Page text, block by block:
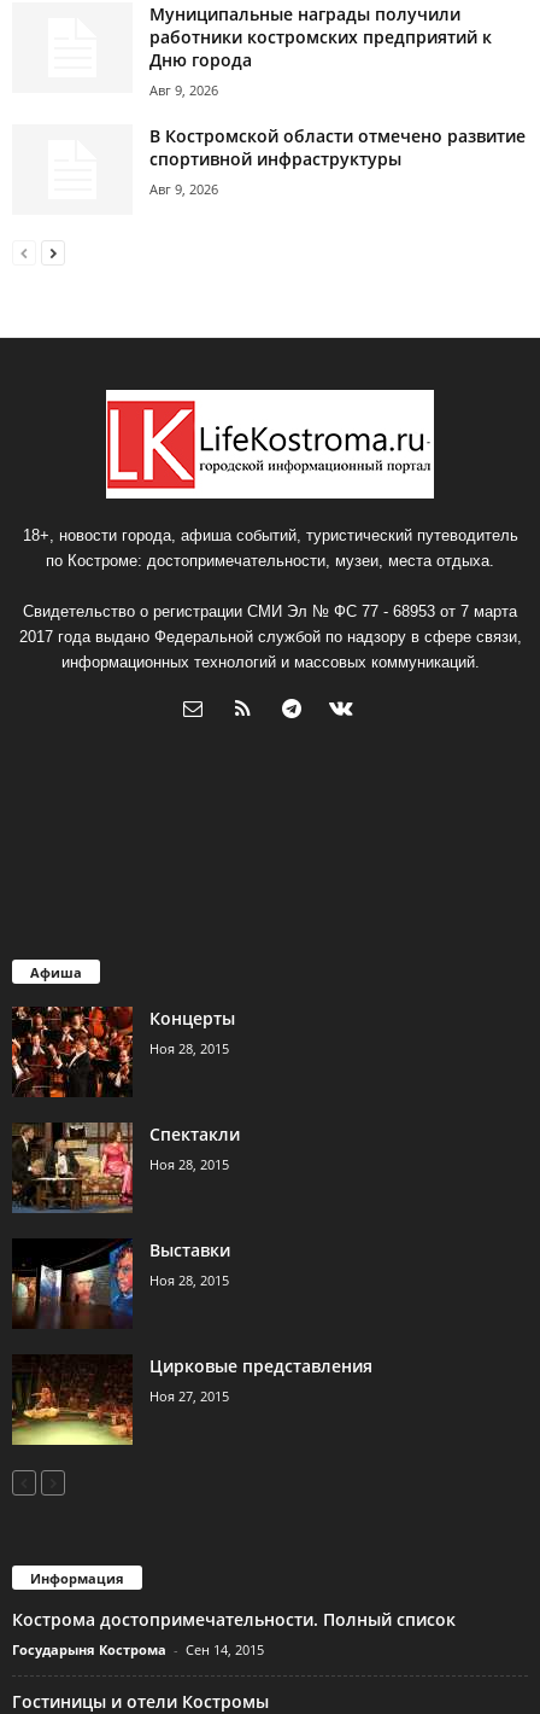
Муниципальные награды получили
работники костромских предприятий к
Дню города
Авг 9, 2026
В Костромской области отмечено развитие
спортивной инфраструктуры
Авг 9, 2026
18+, новости города, афиша событий, туристический путеводитель
по Костроме: достопримечательности, музеи, места отдыха.
Свидетельство о регистрации СМИ Эл № ФС 77 - 68953 от 7 марта
2017 года выдано Федеральной службой по надзору в сфере связи,
информационных технологий и массовых коммуникаций.
Афиша
Концерты
Ноя 28, 2015
Спектакли
Ноя 28, 2015
Выставки
Ноя 28, 2015
Цирковые представления
Ноя 27, 2015
Информация
Кострома достопримечательности. Полный список
Государыня Кострома - Сен 14, 2015
Гостиницы и отели Костромы